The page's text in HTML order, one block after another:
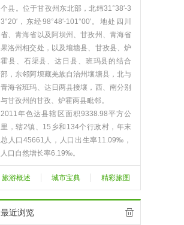
个县。位于甘孜州东北部，北纬31°38′-3
3°20′，东经98°48′-101°00′。地处四川
省、青海省以及阿坝州、甘孜州、青海省
果洛州相交处，以及壤塘县、甘孜县、炉
霍县、石渠县、达日县、班玛县的结合
部，东邻阿坝藏羌族自治州壤塘县，北与
青海省班玛、达日两县接壤，西、南分别
与甘孜州的甘孜、炉霍两县毗邻。
2011年色达县辖区面积9338.98平方公
里，辖2镇、15乡和134个行政村，年末
总人口45661人，人口出生率11.09‰，
人口自然增长率6.19‰。
2011年，色达县完成地区生产总值3.82
亿元，比2010年增长13%。其中第一产
业增加值1.97亿元，比2010年增长6.
年增长14.6%；第三产业增加值1.51亿
旅游概述 城市宝典 精彩旅图
最近浏览